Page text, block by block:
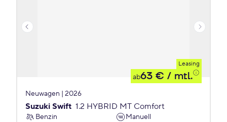
Leasing
ab63 € / mtl.
Neuwagen | 2026
Suzuki Swift 1.2 HYBRID MT Comfort
Benzin
Manuell